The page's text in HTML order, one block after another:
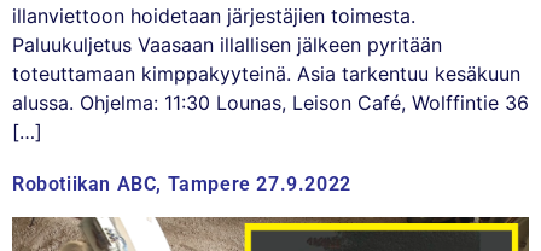
illanviettoon hoidetaan järjestäjien toimesta.
Paluukuljetus Vaasaan illallisen jälkeen pyritään
toteuttamaan kimppakyyteinä. Asia tarkentuu kesäkuun
alussa. Ohjelma: 11:30 Lounas, Leison Café, Wolffintie 36
[…]
Robotiikan ABC, Tampere 27.9.2022